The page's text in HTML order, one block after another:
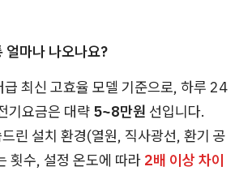
얼마나 나오나요?
최신 고효율 모델 기준으로, 하루 24
기요금은 대략 5~8만원 선입니다.
린 설치 환경(열원, 직사광선, 환기 공
횟수, 설정 온도에 따라 2배 이상 차이